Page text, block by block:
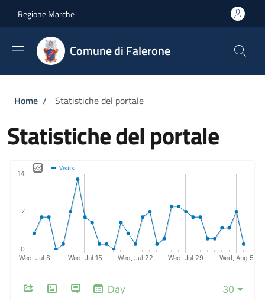
Regione Marche
Comune di Falerone
Briciole di pane
Home / Statistiche del portale
Statistiche del portale